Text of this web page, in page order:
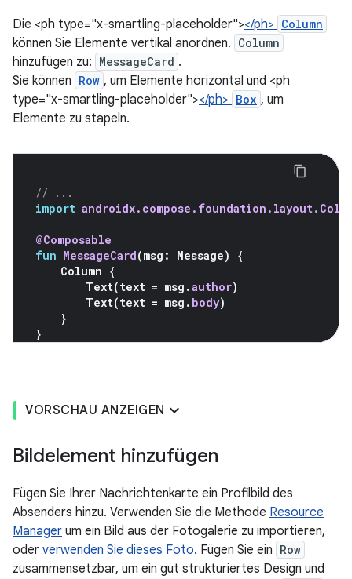
Die <ph type="x-smartling-placeholder"></ph> Column
können Sie Elemente vertikal anordnen. Column
hinzufügen zu: MessageCard .
Sie können Row , um Elemente horizontal und <ph
type="x-smartling-placeholder"></ph> Box , um
Elemente zu stapeln.
// ...
import
@Composable
fun MessageCard(msg : Message)
{
Column {
Text(text = msg .author)
Text(text = msg . body)
}
}
VORSCHAU ANZEIGEN
Bildelement hinzufügen
Fügen Sie Ihrer Nachrichtenkarte ein Profilbild des
Absenders hinzu. Verwenden Sie die Methode Resource
Manager um ein Bild aus der Fotogalerie zu importieren,
oder verwenden Sie dieses Foto. Fügen Sie ein Row
zusammensetzbar, um ein gut strukturiertes Design und